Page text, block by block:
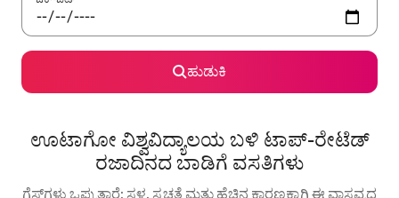
ಹುಡುಕಿ
ಊಟಾಗೋ ವಿಶ್ವವಿದ್ಯಾಲಯ ಬಳಿ ಟಾಪ್-ರೇಟೆಡ್
ರಜಾದಿನದ ಬಾಡಿಗೆ ವಸತಿಗಳು
ಗೆಸ್ಟ್‌ಗಳು ಒಪ್ಪುತ್ತಾರೆ: ಸ್ಥಳ, ಸ್ವಚ್ಛತೆ ಮತ್ತು ಹೆಚ್ಚಿನ ಕಾರಣಕ್ಕಾಗಿ ಈ ವಾಸ್ತವ್ಯದ